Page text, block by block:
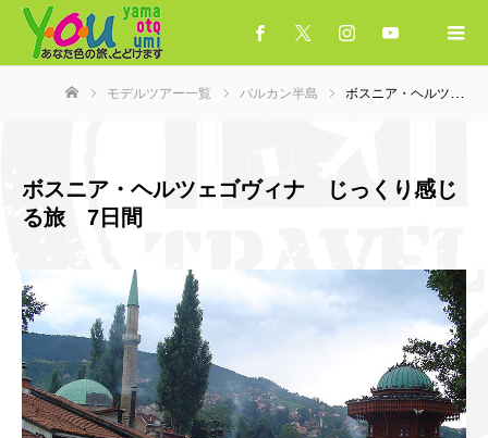
モデルツアー一覧 バルカン半島 ボスニア・ヘルツェゴヴィナ じっくり感じる旅 7日間
ボスニア・ヘルツェゴヴィナ じっくり感じ
る旅 7日間